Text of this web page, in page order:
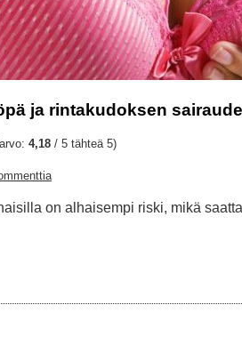
ja rintakudoksen
4,18 / 5 tähteä 5)
on alhaisempi riski, mikä